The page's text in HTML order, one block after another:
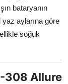
bataryanın
aylarına göre
soğuk
308 Allure